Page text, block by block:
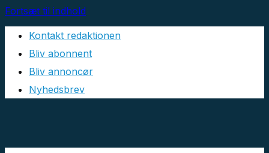
Fortsæt til indhold
Kontakt redaktionen
Bliv abonnent
Bliv annoncør
Nyhedsbrev